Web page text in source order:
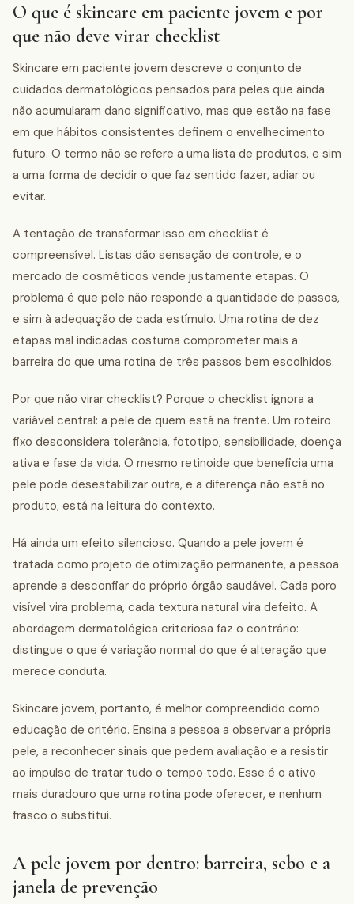
O que é skincare em paciente jovem e por
que não deve virar checklist
Skincare em paciente jovem descreve o conjunto de
cuidados dermatológicos pensados para peles que ainda
não acumularam dano significativo, mas que estão na fase
em que hábitos consistentes definem o envelhecimento
futuro. O termo não se refere a uma lista de produtos, e sim
a uma forma de decidir o que faz sentido fazer, adiar ou
evitar.
A tentação de transformar isso em checklist é
compreensível. Listas dão sensação de controle, e o
mercado de cosméticos vende justamente etapas. O
problema é que pele não responde a quantidade de passos,
e sim à adequação de cada estímulo. Uma rotina de dez
etapas mal indicadas costuma comprometer mais a
barreira do que uma rotina de três passos bem escolhidos.
Por que não virar checklist? Porque o checklist ignora a
variável central: a pele de quem está na frente. Um roteiro
fixo desconsidera tolerância, fototipo, sensibilidade, doença
ativa e fase da vida. O mesmo retinoide que beneficia uma
pele pode desestabilizar outra, e a diferença não está no
produto, está na leitura do contexto.
Há ainda um efeito silencioso. Quando a pele jovem é
tratada como projeto de otimização permanente, a pessoa
aprende a desconfiar do próprio órgão saudável. Cada poro
visível vira problema, cada textura natural vira defeito. A
abordagem dermatológica criteriosa faz o contrário:
distingue o que é variação normal do que é alteração que
merece conduta.
Skincare jovem, portanto, é melhor compreendido como
educação de critério. Ensina a pessoa a observar a própria
pele, a reconhecer sinais que pedem avaliação e a resistir
ao impulso de tratar tudo o tempo todo. Esse é o ativo
mais duradouro que uma rotina pode oferecer, e nenhum
frasco o substitui.
A pele jovem por dentro: barreira, sebo e a
janela de prevenção